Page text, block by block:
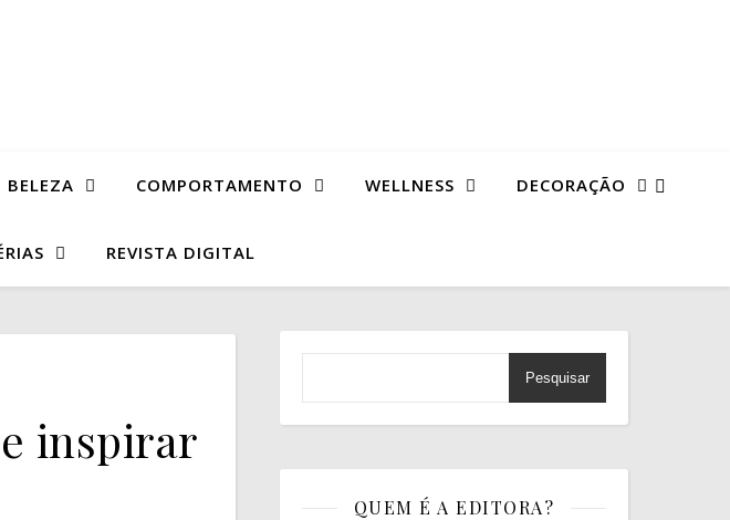
BELEZA COMPORTAMENTO WELLNESS DECORAÇÃO
REVISTA DIGITAL
inspirar
Pesquisar
QUEM É A EDITORA?